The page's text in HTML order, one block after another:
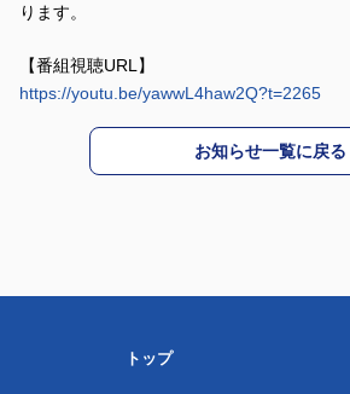
ります。
【番組視聴URL】
https://youtu.be/yawwL4haw2Q?t=2265
お知らせ一覧に戻る
トップ